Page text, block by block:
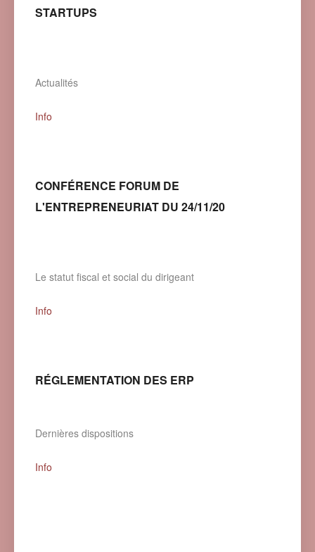
STARTUPS
Actualités
Info
CONFÉRENCE FORUM DE
L'ENTREPRENEURIAT DU 24/11/20
Le statut fiscal et social du dirigeant
Info
RÉGLEMENTATION DES ERP
Dernières dispositions
Info